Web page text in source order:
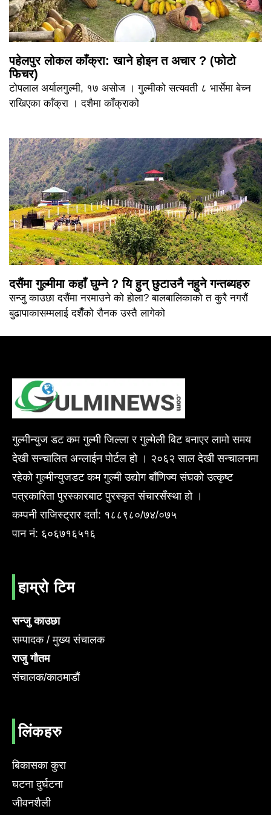
पहेलपुर लोकल काँक्रा: खाने होइन त अचार ? (फोटो
फिचर)
टोपलाल अर्यालगुल्मी, १७ असोज । गुल्मीको सत्यवती ८ भार्सेमा बेच्न
राखिएका काँक्रा । दशैमा काँक्राको
दसैंमा गुल्मीमा कहाँ घुम्ने ? यि हुन् छुटाउनै नहुने गन्तब्यहरु
सन्जु काउछा दसैंमा नरमाउने को होला? बालबालिकाको त कुरै नगरौं
बुढापाकासम्मलाई दशैँको रौनक उस्तै लागेको
गुल्मीन्युज डट कम गुल्मी जिल्ला र गुल्मेली बिट बनाएर लामो समय
देखी सन्चालित अन्लाईन पोर्टल हो । २०६२ साल देखी सन्चालनमा
रहेको गुल्मीन्युजडट कम गुल्मी उद्योग बाँणिज्य संघको उत्कृष्ट
पत्रकारिता पुरस्कारबाट पुरस्कृत संचारसँस्था हो ।
कम्पनी राजिस्ट्रार दर्ता: १८८९८०/७४/०७५
पान नं: ६०६७१६५१६
हाम्रो टिम
सन्जु काउछा
सम्पादक / मुख्य संचालक
राजु गौतम
संचालक/काठमाडौं
लिंकहरु
बिकासका कुरा
घटना दुर्घटना
जीवनशैली